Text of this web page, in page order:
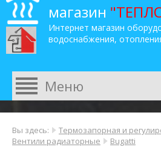
магазин
Интернет магазин
водоснабжения,
Вы здесь:
Термозапорная и
Вентили радиаторные
Bugatti